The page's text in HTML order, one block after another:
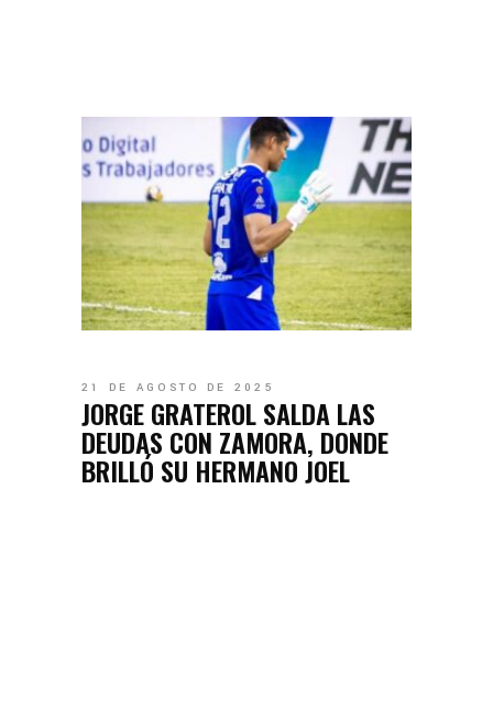
21 DE AGOSTO DE 2025
JORGE GRATEROL SALDA LAS
DEUDAS CON ZAMORA, DONDE
BRILLÓ SU HERMANO JOEL